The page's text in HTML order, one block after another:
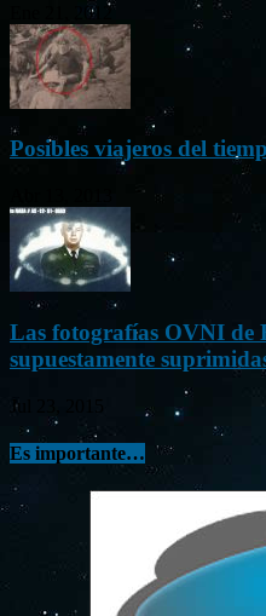
Ene 21, 2012
Posibles viajeros del
Las fotografías OVNI de
supuestamente
Jul 23, 2015
Es importante…